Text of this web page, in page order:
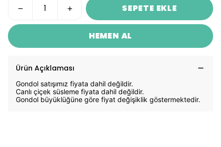
SEPETE EKLE
HEMEN AL
Ürün Açıklaması
Gondol satışımız fiyata dahil değildir.
Canlı çiçek süsleme fiyata dahil değildir.
Gondol büyüklüğüne göre fiyat değişiklik göstermektedir.